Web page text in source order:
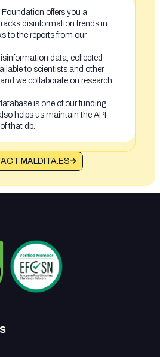
offers you a
disinformation trends in
to the reports from our
data, collected
to scientists and other
we collaborate on research
is one of our funding
helps us maintain the API
that db.
MALDITA.ES